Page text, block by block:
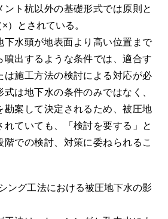
ント杭以外の基礎形式では原則と
）とされている。
下水頭が地表面より高い位置まで
噴出するような条件では、適合す
は施工方法の検討による対応が必
は地下水の条件のみではなく、
勘案して決定されるため、被圧地
れていても、「検討を要する」と
階での検討、対策に委ねられるこ
ング工法における被圧地下水の影